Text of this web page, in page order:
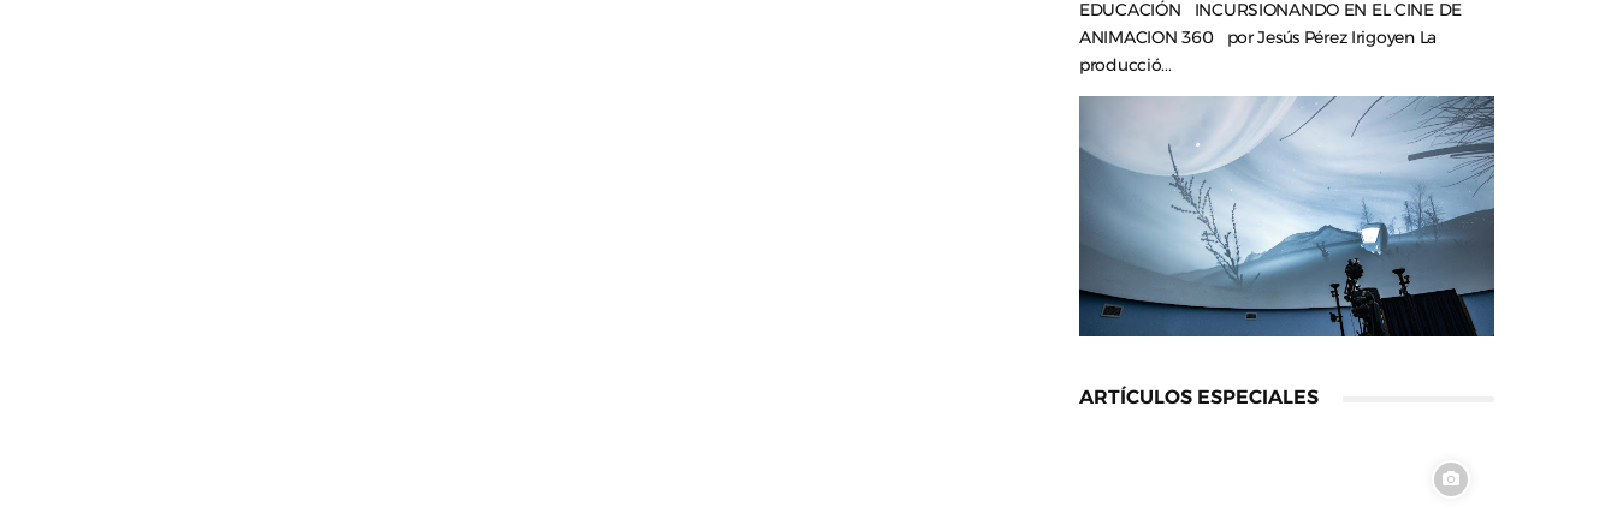
EDUCACIÓN INCURSIONANDO EN EL CINE DE
ANIMACION 360 por Jesús Pérez Irigoyen La
producció...
ARTÍCULOS ESPECIALES